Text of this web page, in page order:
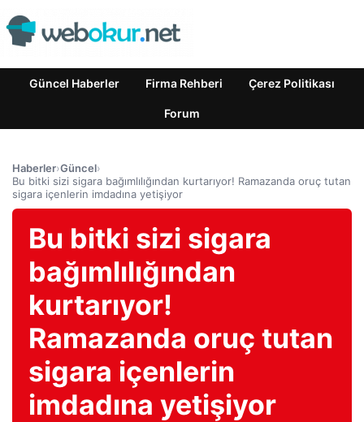
Güncel Haberler Firma Rehberi Çerez Politikası
Forum
Haberler›Güncel›
Bu bitki sizi sigara bağımlılığından kurtarıyor! Ramazanda oruç tutan
sigara içenlerin imdadına yetişiyor
Bu bitki sizi sigara
bağımlılığından
kurtarıyor!
Ramazanda oruç tutan
sigara içenlerin
imdadına yetişiyor